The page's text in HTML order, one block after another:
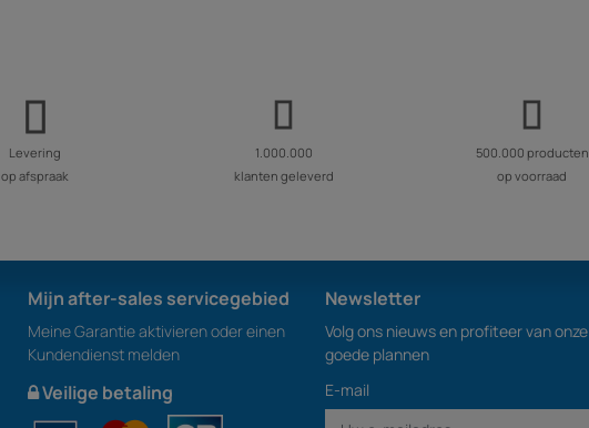
Levering
op afspraak
1.000.000
klanten geleverd
500.000 producten
op voorraad
Mijn after-sales servicegebied
Meine Garantie aktivieren oder einen
Kundendienst melden
Veilige betaling
Newsletter
Volg ons nieuws en profiteer van onze
goede plannen
E-mail